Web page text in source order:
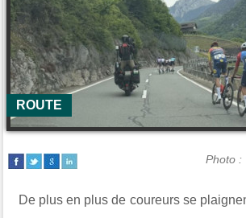
ROUTE
Photo :
De plus en plus de coureurs se